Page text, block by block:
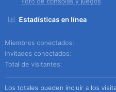
Estadísticas en línea
Miembros conectados
Invitados conectados
Total de visitantes
Los totales pueden incluir a los